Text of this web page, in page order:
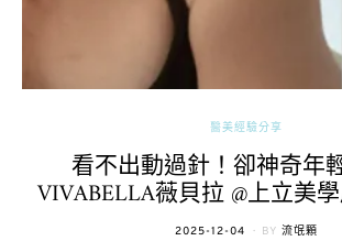
醫美經驗分享
看不出動過針！卻神奇年
VIVABELLA薇貝拉 @上立美
POSTED
2025-12-04 BY 流氓顆